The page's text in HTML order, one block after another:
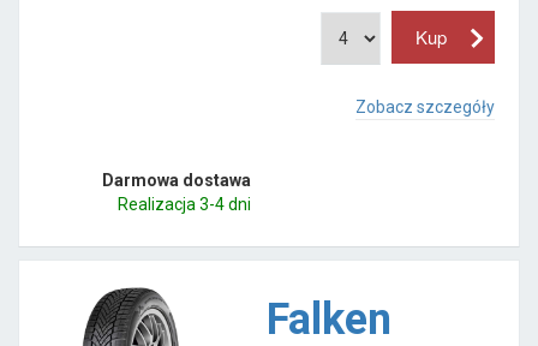
Zobacz szczegóły
Darmowa dostawa
Realizacja 3-4 dni
Falken